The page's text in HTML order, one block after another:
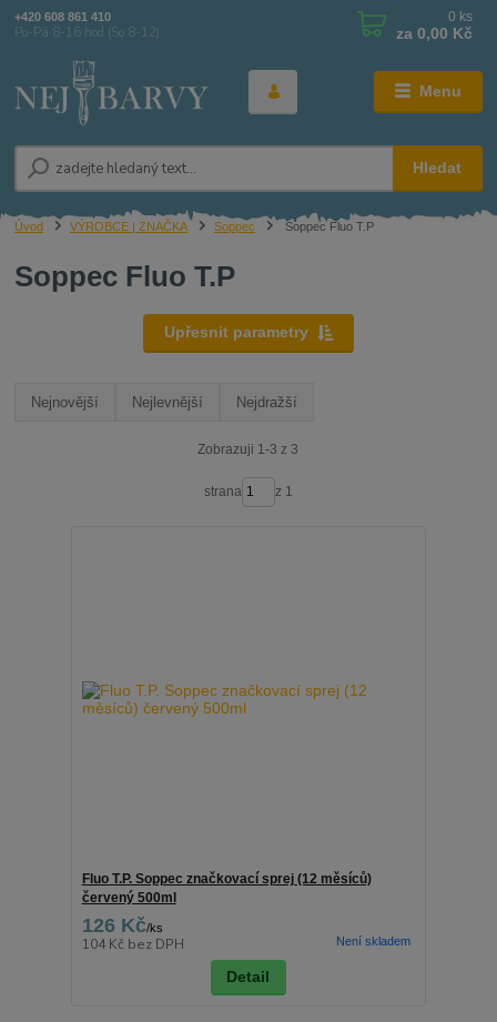
Menu
Hledat
+420 608 861 410
Po-Pá 8-16 hod (So 8-12)
0 ks
za 0,00 Kč
Úvod VÝROBCE | ZNAČKA Soppec Soppec Fluo T.P
Soppec Fluo T.P
Upřesnit parametry
Nejnovější Nejlevnější Nejdražší
Zobrazuji 1-3 z 3
strana z 1
Fluo T.P. Soppec značkovací sprej (12 měsíců)
červený 500ml
126 Kč/ks
104 Kč bez DPH Není skladem
Detail